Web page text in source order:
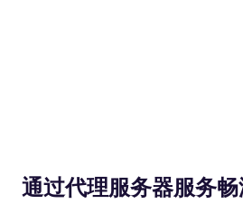
通过代理服务器服务